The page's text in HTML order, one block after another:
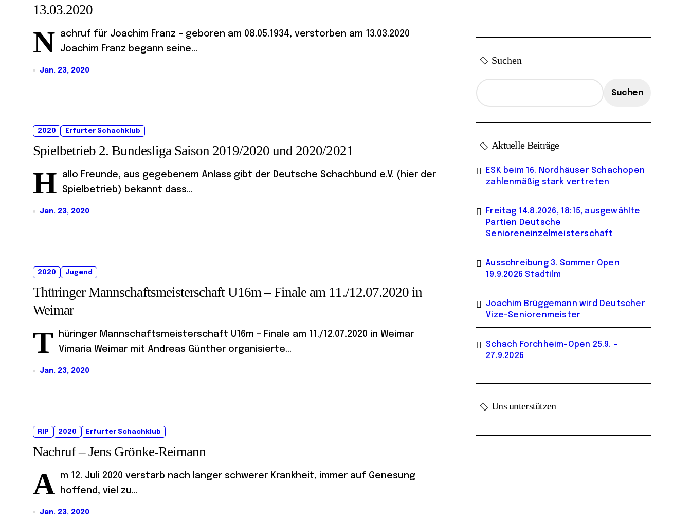
13.03.2020
N
achruf für Joachim Franz – geboren am 08.05.1934, verstorben am 13.03.2020
Joachim Franz begann seine...
Jan. 23, 2020
2020 Erfurter Schachklub
Spielbetrieb 2. Bundesliga Saison 2019/2020 und 2020/2021
H
allo Freunde, aus gegebenem Anlass gibt der Deutsche Schachbund e.V. (hier der
Spielbetrieb) bekannt dass...
Jan. 23, 2020
2020 Jugend
Thüringer Mannschaftsmeisterschaft U16m – Finale am 11./12.07.2020 in
Weimar
T
hüringer Mannschaftsmeisterschaft U16m – Finale am 11./12.07.2020 in Weimar
Vimaria Weimar mit Andreas Günther organisierte...
Jan. 23, 2020
RIP 2020 Erfurter Schachklub
Nachruf – Jens Grönke-Reimann
A
m 12. Juli 2020 verstarb nach langer schwerer Krankheit, immer auf Genesung
hoffend, viel zu...
Jan. 23, 2020
Suchen
Suchen
Aktuelle Beiträge
ESK beim 16. Nordhäuser Schachopen
zahlenmäßig stark vertreten
Freitag 14.8.2026, 18:15, ausgewählte
Partien Deutsche
Senioreneinzelmeisterschaft
Ausschreibung 3. Sommer Open
19.9.2026 Stadtilm
Joachim Brüggemann wird Deutscher
Vize-Seniorenmeister
Schach Forchheim-Open 25.9. –
27.9.2026
Uns unterstützen